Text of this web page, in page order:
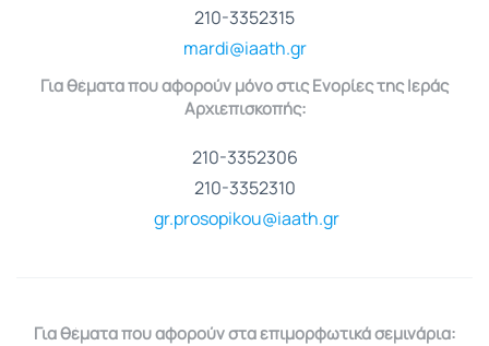
210-3352315
mardi@iaath.gr
Για θέματα που αφορούν μόνο στις Ενορίες της Ιεράς
Αρχιεπισκοπής:
210-3352306
210-3352310
gr.prosopikou@iaath.gr
Για θέματα που αφορούν στα επιμορφωτικά σεμινάρια: